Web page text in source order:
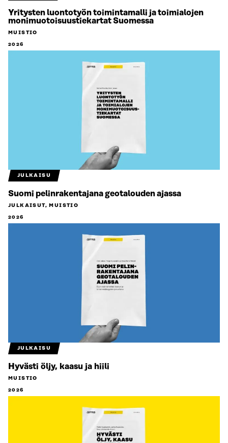
Yritysten luontotyön toimintamalli ja toimialojen
monimuotoisuustiekartat Suomessa
MUISTIO
2026
JULKAISU
Suomi pelinrakentajana geotalouden ajassa
JULKAISUT, MUISTIO
2026
JULKAISU
Hyvästi öljy, kaasu ja hiili
MUISTIO
2026